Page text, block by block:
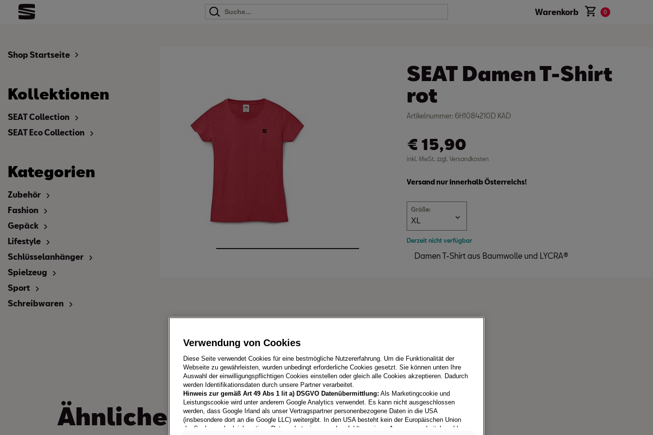
Warenkorb 0
Shop Startseite
Kollektionen
SEAT Collection
SEAT Eco Collection
Kategorien
Zubehör
Fashion
Gepäck
Lifestyle
Schlüsselanhänger
Spielzeug
Sport
Schreibwaren
SEAT Damen T-Shirt
rot
Artikelnummer: 6H1084210D KAD
€ 15,90
inkl. MwSt. zzgl. Versandkosten
Versand nur innerhalb Österreichs!
Größe:
M
XL
Derzeit nicht verfügbar
Damen T-Shirt aus Baumwolle und LYCRA®
Ähnliche Produkte
Verwendung von Cookies
Diese Seite verwendet Cookies für eine bestmögliche Nutzererfahrung. Um die Funktionalität der
Webseite zu gewährleisten, wurden unbedingt erforderliche Cookies gesetzt. Sie können unten Ihre
Auswahl der einwilligungspflichtigen Cookies einstellen oder gleich alle Cookies akzeptieren. Dadurch
werden Identifikationsdaten durch unsere Partner verarbeitet.
Hinweis zur gemäß Art 49 Abs 1 lit a) DSGVO Datenübermittlung: Als Marketingcookie und
Leistungscookie wird unter anderem Google Analytics verwendet. Es kann nicht ausgeschlossen
werden, dass Google Irland als unser Vertragspartner personenbezogene Daten in die USA
(insbesondere dort an die Google LLC) weitergibt. In den USA besteht kein der Europäischen Union
der Sache nach gleichwertiges Datenschutzniveau und es fehlt an einem Angemessenheitsbeschluss